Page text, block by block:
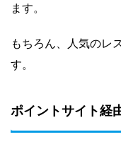
ます。
もちろん、人気のレ
す。
ポイントサイト経